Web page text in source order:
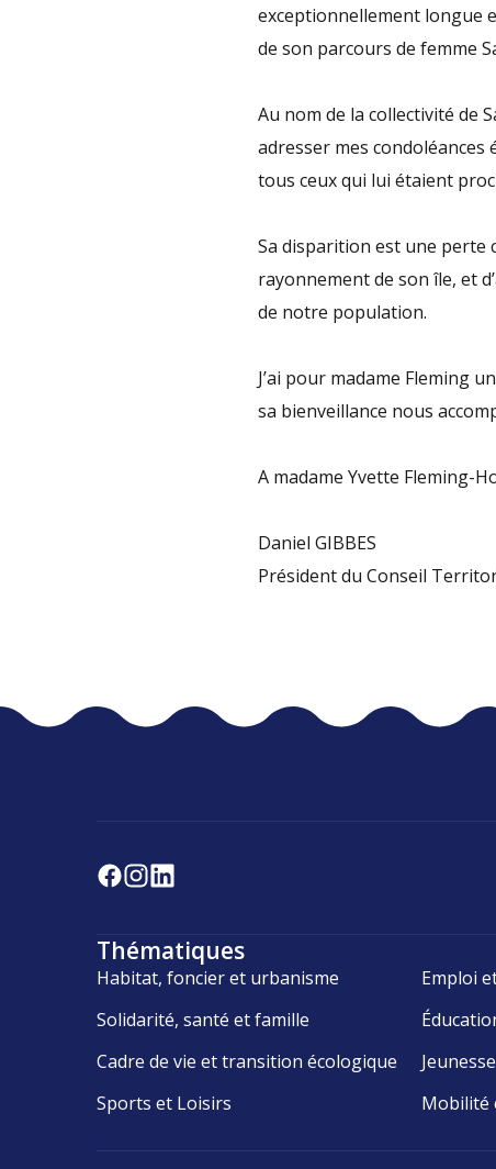
exceptionnellement longue
de son parcours de femme
Au nom de la collectivité de
adresser mes condoléances
tous ceux qui lui étaient
Sa disparition est une perte
rayonnement de son île, et
de notre population.
J’ai pour madame Fleming
sa bienveillance nous
A madame Yvette Fleming-
Daniel GIBBES
Président du Conseil
Thématiques
Habitat, foncier et urbanisme Emploi
Solidarité, santé et famille
Cadre de vie et transition écologique
Jeunesse
Sports et Loisirs
Mobilité